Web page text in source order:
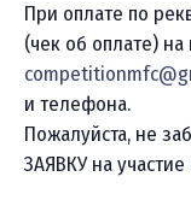
При оплате по
(чек об оплате) на
и телефона.
Пожалуйста, не
ЗАЯВКУ на участие